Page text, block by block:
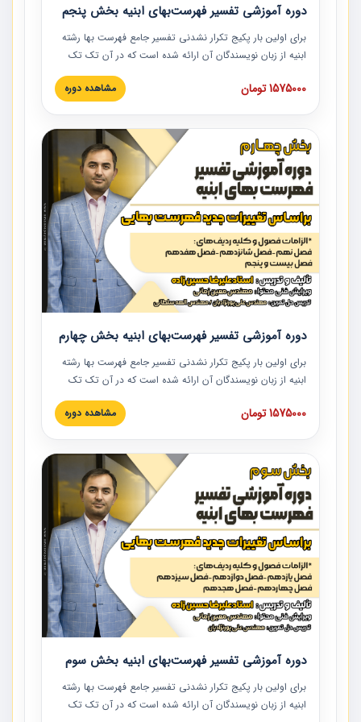
دوره آموزشی تفسیر فهرست‌بهای ابنیه بخش پنجم
برای اولین بار پکیج تکرار نشدنی تفسیر جامع فهرست بها رشته
ابنیه از زبان نویسندگان آن ارائه شده است که در آن تک تک
ردیف ها و مطالب فهرست بها تفسیر و ارائه شده است. این
دوره به صورت کامل تصویری بوده و به همراه تصاویر عملیات
دوره با کلام مهندس علیرضاحسین‌زاده مدیر پروژه مهندسی
مشاور در امر بازنگری فهرست بها رشته ابنیه ارائه شده و به تمام
همکارانی که در حوزه صنعت ساخت در حال فعالیت هستند حتما
توصیه می کنیم از مطالب این دوره استفاده نمایند.
1575000 تومان مشاهده دوره
دوره آموزشی تفسیر فهرست‌بهای ابنیه بخش چهارم
برای اولین بار پکیج تکرار نشدنی تفسیر جامع فهرست بها رشته
ابنیه از زبان نویسندگان آن ارائه شده است که در آن تک تک
ردیف ها و مطالب فهرست بها تفسیر و ارائه شده است. این
دوره به صورت کامل تصویری بوده و به همراه تصاویر عملیات
دوره با کلام مهندس علیرضاحسین‌زاده مدیر پروژه مهندسی
مشاور در امر بازنگری فهرست بها رشته ابنیه ارائه شده و به تمام
همکارانی که در حوزه صنعت ساخت در حال فعالیت هستند حتما
توصیه می کنیم از مطالب این دوره استفاده نمایند.
1575000 تومان مشاهده دوره
دوره آموزشی تفسیر فهرست‌بهای ابنیه بخش سوم
برای اولین بار پکیج تکرار نشدنی تفسیر جامع فهرست بها رشته
ابنیه از زبان نویسندگان آن ارائه شده است که در آن تک تک